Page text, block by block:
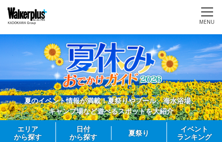
MENU
夏のイベント情報が満載！夏祭りやプール、海水浴場、
キャンプ場など遊べるスポットを大紹介
エリア
から探す
日付
から探す
夏祭り
イベント
ランキング